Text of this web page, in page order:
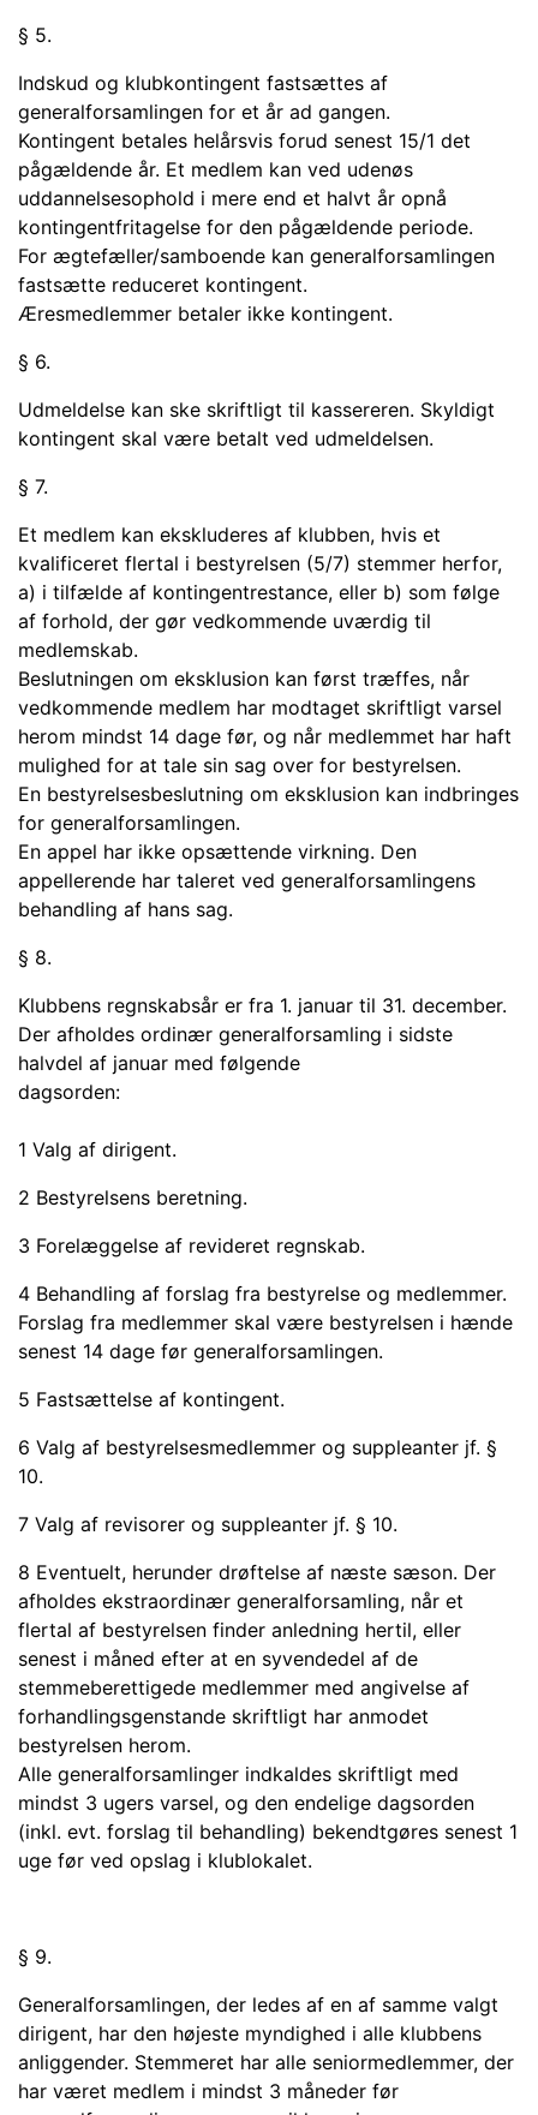
§ 5.
Indskud og klubkontingent fastsættes af
generalforsamlingen for et år ad gangen.
Kontingent betales helårsvis forud senest 15/1 det
pågældende år. Et medlem kan ved udenøs
uddannelsesophold i mere end et halvt år opnå
kontingentfritagelse for den pågældende periode.
For ægtefæller/samboende kan generalforsamlingen
fastsætte reduceret kontingent.
Æresmedlemmer betaler ikke kontingent.
§ 6.
Udmeldelse kan ske skriftligt til kassereren. Skyldigt
kontingent skal være betalt ved udmeldelsen.
§ 7.
Et medlem kan ekskluderes af klubben, hvis et
kvalificeret flertal i bestyrelsen (5/7) stemmer herfor,
a) i tilfælde af kontingentrestance, eller b) som følge
af forhold, der gør vedkommende uværdig til
medlemskab.
Beslutningen om eksklusion kan først træffes, når
vedkommende medlem har modtaget skriftligt varsel
herom mindst 14 dage før, og når medlemmet har haft
mulighed for at tale sin sag over for bestyrelsen.
En bestyrelsesbeslutning om eksklusion kan indbringes
for generalforsamlingen.
En appel har ikke opsættende virkning. Den
appellerende har taleret ved generalforsamlingens
behandling af hans sag.
§ 8.
Klubbens regnskabsår er fra 1. januar til 31. december.
Der afholdes ordinær generalforsamling i sidste
halvdel af januar med følgende
dagsorden:
1 Valg af dirigent.
2 Bestyrelsens beretning.
3 Forelæggelse af revideret regnskab.
4 Behandling af forslag fra bestyrelse og medlemmer.
Forslag fra medlemmer skal være bestyrelsen i hænde
senest 14 dage før generalforsamlingen.
5 Fastsættelse af kontingent.
6 Valg af bestyrelsesmedlemmer og suppleanter jf. §
10.
7 Valg af revisorer og suppleanter jf. § 10.
8 Eventuelt, herunder drøftelse af næste sæson. Der
afholdes ekstraordinær generalforsamling, når et
flertal af bestyrelsen finder anledning hertil, eller
senest i måned efter at en syvendedel af de
stemmeberetti­gede medlemmer med angivelse af
forhandlingsgenstande skriftligt har anmodet
bestyrelsen herom.
Alle generalforsamlinger indkaldes skriftligt med
mindst 3 ugers varsel, og den endelige dagsorden
(inkl. evt. forslag til behandling) bekendtgøres senest 1
uge før ved opslag i klublokalet.
§ 9.
Generalforsamlingen, der ledes af en af samme valgt
dirigent, har den højeste myndighed i alle klubbens
anliggender. Stemmeret har alle seniormedlemmer, der
har været medlem i mindst 3 måneder før